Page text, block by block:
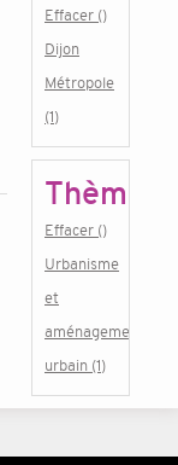
Effacer ()
Dijon
Métropole
(1)
Thème
Effacer ()
Urbanisme
et
aménagement
urbain (1)